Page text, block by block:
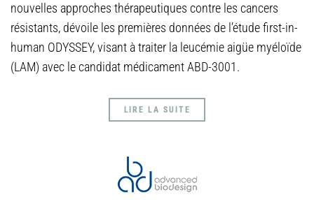
nouvelles approches thérapeutiques contre les cancers
résistants, dévoile les premières données de l’étude first-in-
human ODYSSEY, visant à traiter la leucémie aigüe myéloïde
(LAM) avec le candidat médicament ABD-3001.
LIRE LA SUITE